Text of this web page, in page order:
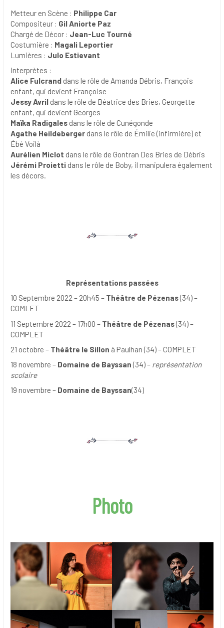
Metteur en Scène : Philippe Car
Compositeur : Gil Aniorte Paz
Chargé de Décor : Jean-Luc Tourné
Costumière : Magali Leportier
Lumières : Julo Estievant
Interprètes :
Alice Fulcranddans le rôle de Amanda Débris, François
enfant, qui devient Françoise
Jessy Avrildans le rôle de Béatrice des Bries, Georgette
enfant, qui devient Georges
Maïka Radigalesdans le rôle de Cunégonde
Agathe Heildebergerdans le rôle de Émilie (infirmière) et
Ébé Voilà
Aurélien Miclot dans le rôle de Gontran Des Bries de Débris
Jérémi Proietti dans le rôle de Boby, il manipulera également
les décors.
Représentations passées
10 Septembre 2022 – 20h45 – Théâtre de Pézenas(34) –
COMLET
11 Septembre 2022 – 17h00 – Théâtre de Pézenas(34) –
COMPLET
21 octobre – Théâtre le Sillon à Paulhan (34) – COMPLET
18 novembre – Domaine de Bayssan (34) – représentation
scolaire
19 novembre – Domaine de Bayssan(34)
Photo